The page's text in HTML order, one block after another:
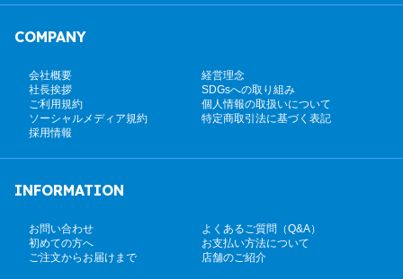
COMPANY
会社概要
経営理念
社長挨拶
SDGsへの取り組み
ご利用規約
個人情報の取扱いについて
ソーシャルメディア規約
特定商取引法に基づく表記
採用情報
INFORMATION
お問い合わせ
よくあるご質問（Q&A）
初めての方へ
お支払い方法について
ご注文からお届けまで
店舗のご紹介